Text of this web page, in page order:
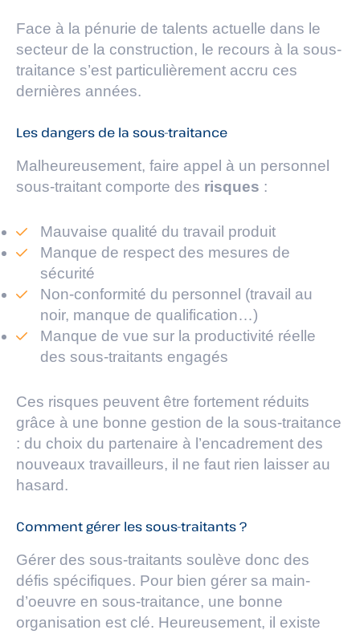
Face à la pénurie de talents actuelle dans le
secteur de la construction, le recours à la sous-
traitance s’est particulièrement accru ces
dernières années.
Les dangers de la sous-traitance
Malheureusement, faire appel à un personnel
sous-traitant comporte des risques :
Mauvaise qualité du travail produit
Manque de respect des mesures de
sécurité
Non-conformité du personnel (travail au
noir, manque de qualification…)
Manque de vue sur la productivité réelle
des sous-traitants engagés
Ces risques peuvent être fortement réduits
grâce à une bonne gestion de la sous-traitance
: du choix du partenaire à l’encadrement des
nouveaux travailleurs, il ne faut rien laisser au
hasard.
Comment gérer les sous-traitants ?
Gérer des sous-traitants soulève donc des
défis spécifiques. Pour bien gérer sa main-
d’oeuvre en sous-traitance, une bonne
organisation est clé. Heureusement, il existe